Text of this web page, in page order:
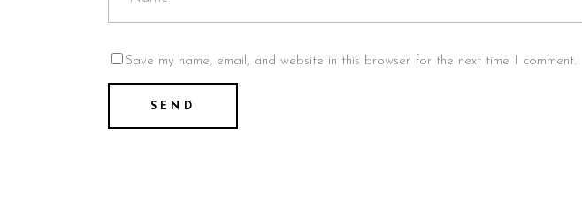
Save my name, email, and website in this browser for the next time I comment.